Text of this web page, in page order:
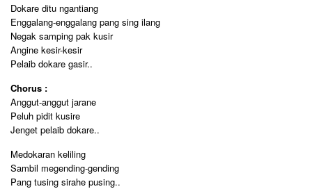
Dokare ditu ngantiang
Enggalang-enggalang pang sing ilang
Negak samping pak kusir
Angine kesir-kesir
Pelaib dokare gasir..
Chorus :
Anggut-anggut jarane
Peluh pidit kusire
Jenget pelaib dokare..
Medokaran keliling
Sambil megending-gending
Pang tusing sirahe pusing..